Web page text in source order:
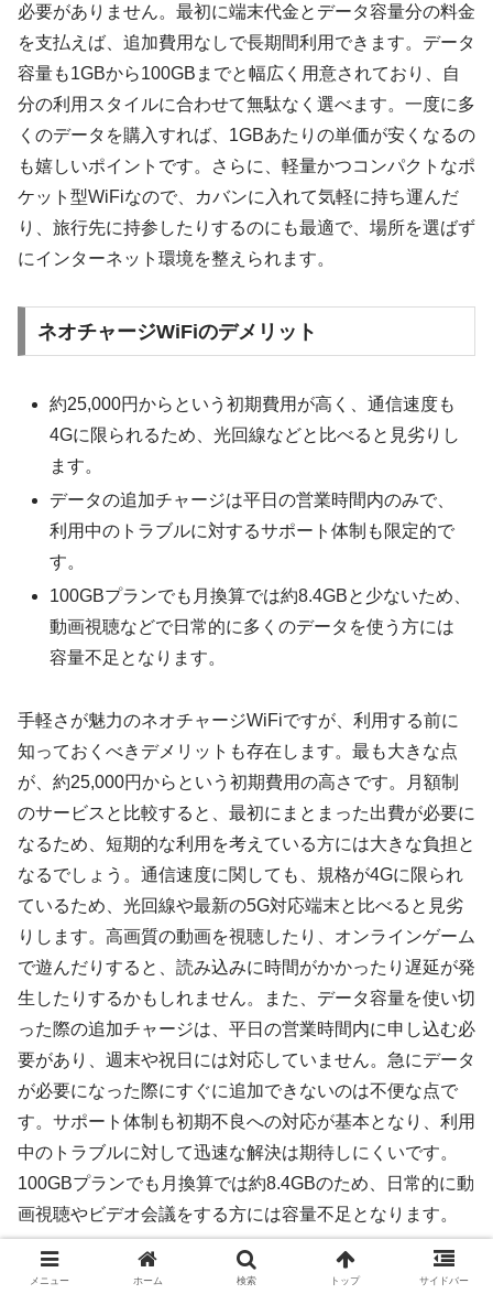
必要がありません。最初に端末代金とデータ容量分の料金
を支払えば、追加費用なしで長期間利用できます。データ
容量も1GBから100GBまでと幅広く用意されており、自
分の利用スタイルに合わせて無駄なく選べます。一度に多
くのデータを購入すれば、1GBあたりの単価が安くなるの
も嬉しいポイントです。さらに、軽量かつコンパクトなポ
ケット型WiFiなので、カバンに入れて気軽に持ち運んだ
り、旅行先に持参したりするのにも最適で、場所を選ばず
にインターネット環境を整えられます。
ネオチャージWiFiのデメリット
約25,000円からという初期費用が高く、通信速度も
4Gに限られるため、光回線などと比べると見劣りし
ます。
データの追加チャージは平日の営業時間内のみで、
利用中のトラブルに対するサポート体制も限定的で
す。
100GBプランでも月換算では約8.4GBと少ないため、
動画視聴などで日常的に多くのデータを使う方には
容量不足となります。
手軽さが魅力のネオチャージWiFiですが、利用する前に
知っておくべきデメリットも存在します。最も大きな点
が、約25,000円からという初期費用の高さです。月額制
のサービスと比較すると、最初にまとまった出費が必要に
なるため、短期的な利用を考えている方には大きな負担と
なるでしょう。通信速度に関しても、規格が4Gに限られ
ているため、光回線や最新の5G対応端末と比べると見劣
りします。高画質の動画を視聴したり、オンラインゲーム
で遊んだりすると、読み込みに時間がかかったり遅延が発
生したりするかもしれません。また、データ容量を使い切
った際の追加チャージは、平日の営業時間内に申し込む必
要があり、週末や祝日には対応していません。急にデータ
が必要になった際にすぐに追加できないのは不便な点で
す。サポート体制も初期不良への対応が基本となり、利用
中のトラブルに対して迅速な解決は期待しにくいです。
100GBプランでも月換算では約8.4GBのため、日常的に動
画視聴やビデオ会議をする方には容量不足となります。
リチャージWiFiとネオチャージWiFiにつ
メニュー ホーム 検索 トップ サイドバー